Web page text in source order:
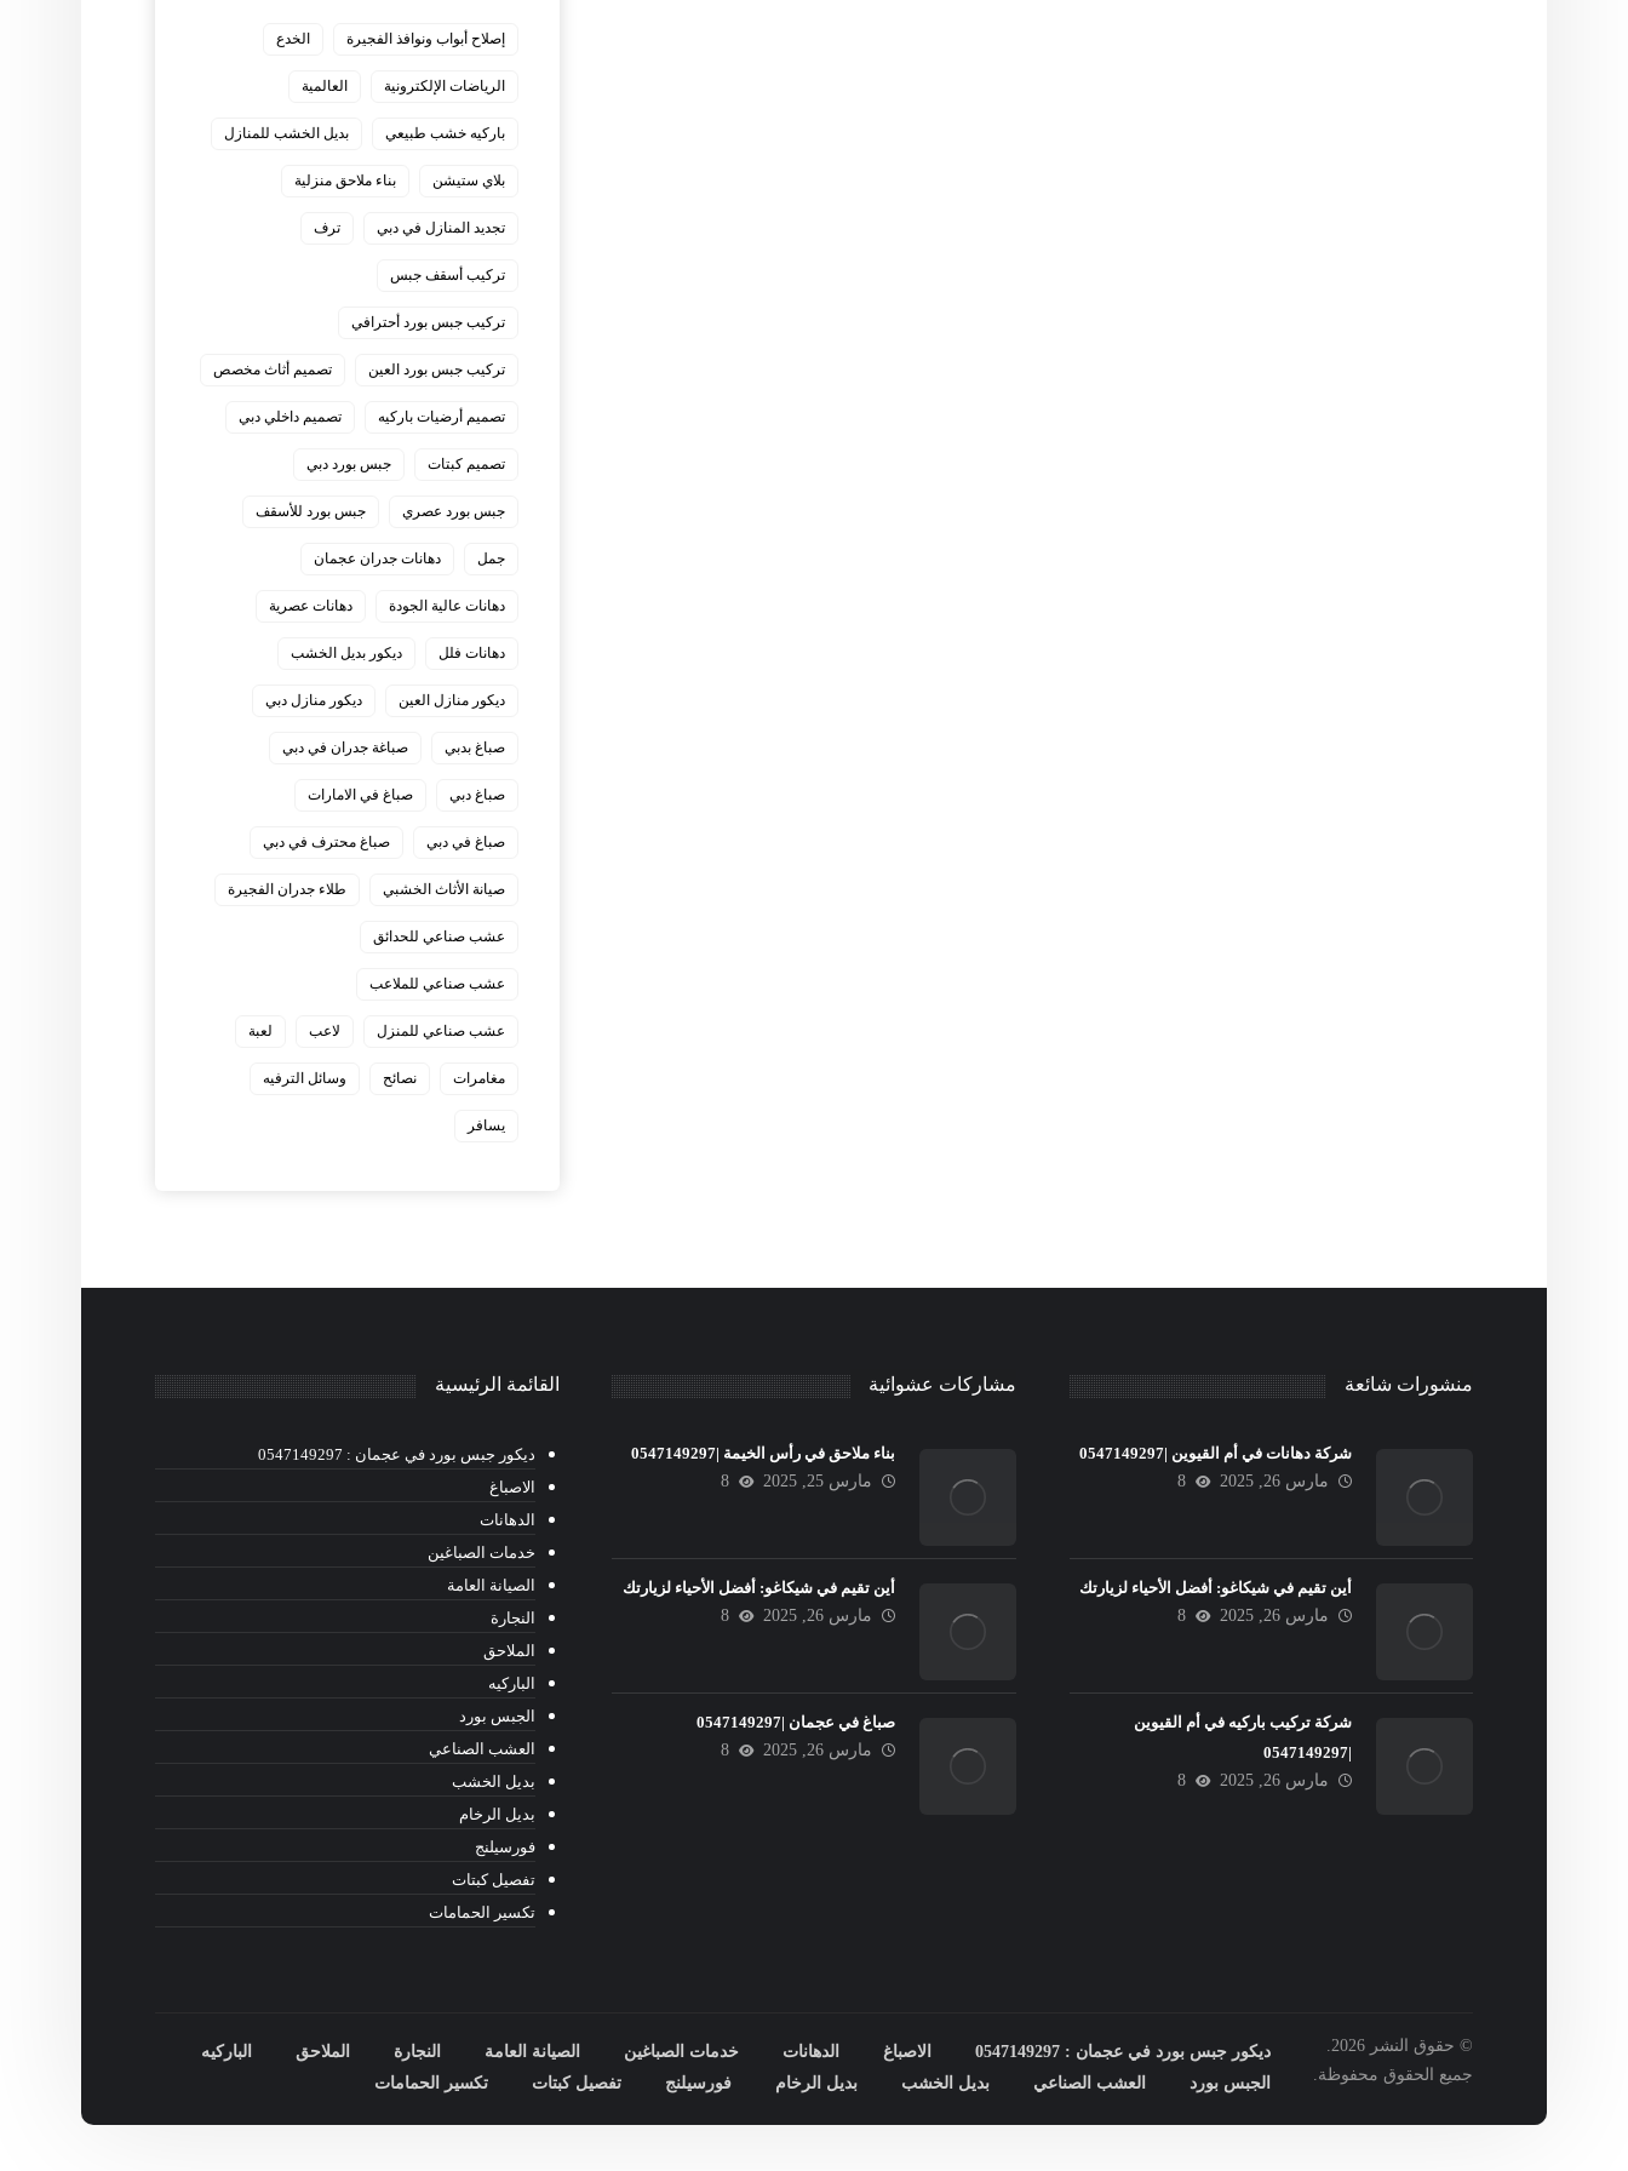
إصلاح أبواب ونوافذ الفجيرة الخدع
الرياضات الإلكترونية العالمية
باركيه خشب طبيعي بديل الخشب للمنازل
بلاي ستيشن بناء ملاحق منزلية
تجديد المنازل في دبي ترف
تركيب أسقف جبس
تركيب جبس بورد أحترافي
تركيب جبس بورد العين تصميم أثاث مخصص
تصميم أرضيات باركيه تصميم داخلي دبي
تصميم كبتات جبس بورد دبي
جبس بورد عصري جبس بورد للأسقف
جمل دهانات جدران عجمان
دهانات عالية الجودة دهانات عصرية
دهانات فلل ديكور بديل الخشب
ديكور منازل العين ديكور منازل دبي
صباغ بدبي صباغة جدران في دبي
صباغ دبي صباغ في الامارات
صباغ في دبي صباغ محترف في دبي
صيانة الأثاث الخشبي طلاء جدران الفجيرة
عشب صناعي للحدائق
عشب صناعي للملاعب
عشب صناعي للمنزل لاعب لعبة
مغامرات نصائح وسائل الترفيه
يسافر
منشورات شائعة
شركة دهانات في أم القيوين |0547149297
مارس 26, 2025
8
أين تقيم في شيكاغو: أفضل الأحياء لزيارتك
مارس 26, 2025
8
شركة تركيب باركيه في أم القيوين
|0547149297
مارس 26, 2025
8
مشاركات عشوائية
بناء ملاحق في رأس الخيمة |0547149297
مارس 25, 2025
8
أين تقيم في شيكاغو: أفضل الأحياء لزيارتك
مارس 26, 2025
8
صباغ في عجمان |0547149297
مارس 26, 2025
8
القائمة الرئيسية
ديكور جبس بورد في عجمان : 0547149297
الاصباغ
الدهانات
خدمات الصباغين
الصيانة العامة
النجارة
الملاحق
الباركيه
الجبس بورد
العشب الصناعي
بديل الخشب
بديل الرخام
فورسيلنج
تفصيل كبتات
تكسير الحمامات
© حقوق النشر 2026.
جميع الحقوق محفوظة.
ديكور جبس بورد في عجمان : 0547149297 الاصباغ الدهانات خدمات الصباغين الصيانة العامة النجارة الملاحق
الباركيه
الجبس بورد
العشب الصناعي بديل الخشب بديل الرخام فورسيلنج تفصيل كبتات تكسير الحمامات